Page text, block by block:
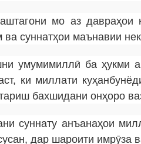
мо аз
ва суннатҳои маънавии
умумимиллӣ ба ҳукми
ки миллати
бахшидани онҳоро
суннату анъанаҳои
дар шароити